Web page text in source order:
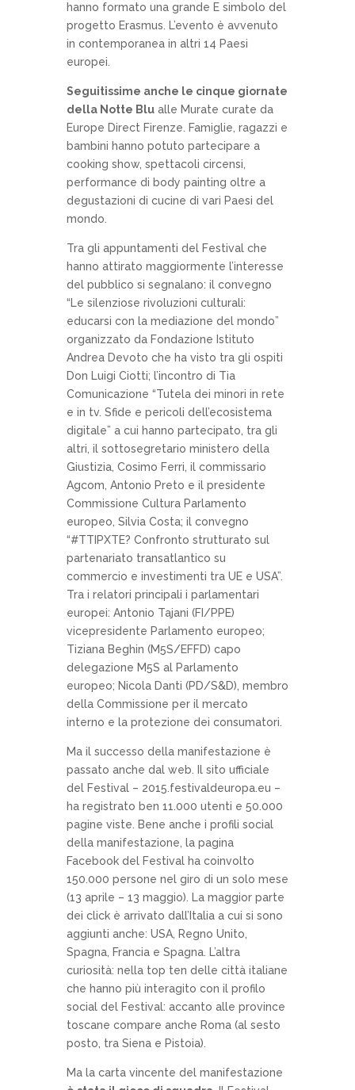
hanno formato una grande E simbolo del
progetto Erasmus. L’evento è avvenuto
in contemporanea in altri 14 Paesi
europei.
Seguitissime anche le cinque giornate
della Notte Blu alle Murate curate da
Europe Direct Firenze. Famiglie, ragazzi e
bambini hanno potuto partecipare a
cooking show, spettacoli circensi,
performance di body painting oltre a
degustazioni di cucine di vari Paesi del
mondo.
Tra gli appuntamenti del Festival che
hanno attirato maggiormente l’interesse
del pubblico si segnalano: il convegno
“Le silenziose rivoluzioni culturali:
educarsi con la mediazione del mondo”
organizzato da Fondazione Istituto
Andrea Devoto che ha visto tra gli ospiti
Don Luigi Ciotti; l’incontro di Tia
Comunicazione “Tutela dei minori in rete
e in tv. Sfide e pericoli dell’ecosistema
digitale” a cui hanno partecipato, tra gli
altri, il sottosegretario ministero della
Giustizia, Cosimo Ferri, il commissario
Agcom, Antonio Preto e il presidente
Commissione Cultura Parlamento
europeo, Silvia Costa; il convegno
“#TTIPXTE? Confronto strutturato sul
partenariato transatlantico su
commercio e investimenti tra UE e USA”.
Tra i relatori principali i parlamentari
europei: Antonio Tajani (FI/PPE)
vicepresidente Parlamento europeo;
Tiziana Beghin (M5S/EFFD) capo
delegazione M5S al Parlamento
europeo; Nicola Danti (PD/S&D), membro
della Commissione per il mercato
interno e la protezione dei consumatori.
Ma il successo della manifestazione è
passato anche dal web. Il sito ufficiale
del Festival – 2015.festivaldeuropa.eu –
ha registrato ben 11.000 utenti e 50.000
pagine viste. Bene anche i profili social
della manifestazione, la pagina
Facebook del Festival ha coinvolto
150.000 persone nel giro di un solo mese
(13 aprile – 13 maggio). La maggior parte
dei click è arrivato dall’Italia a cui si sono
aggiunti anche: USA, Regno Unito,
Spagna, Francia e Spagna. L’altra
curiosità: nella top ten delle città italiane
che hanno più interagito con il profilo
social del Festival: accanto alle province
toscane compare anche Roma (al sesto
posto, tra Siena e Pistoia).
Ma la carta vincente del manifestazione